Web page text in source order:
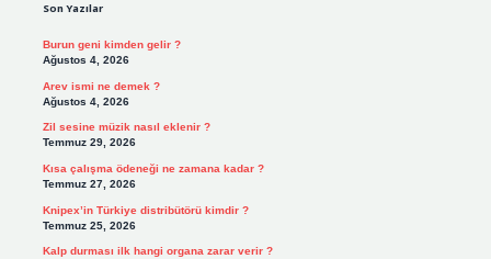
Son Yazılar
Burun geni kimden gelir ?
Ağustos 4, 2026
Arev ismi ne demek ?
Ağustos 4, 2026
Zil sesine müzik nasıl eklenir ?
Temmuz 29, 2026
Kısa çalışma ödeneği ne zamana kadar ?
Temmuz 27, 2026
Knipex’in Türkiye distribütörü kimdir ?
Temmuz 25, 2026
Kalp durması ilk hangi organa zarar verir ?